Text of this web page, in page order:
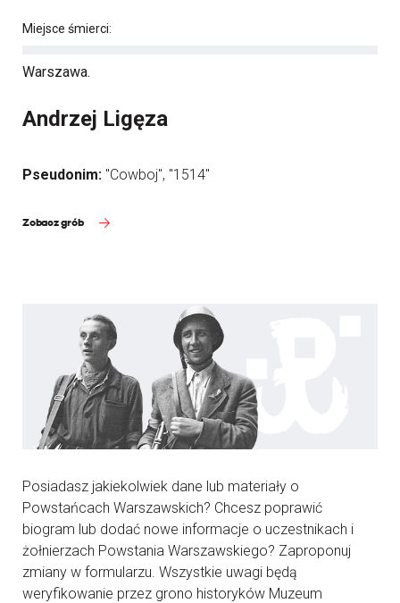
Miejsce śmierci:
Warszawa.
Andrzej Ligęza
Pseudonim: "Cowboj", "1514"
Zobacz grób
Posiadasz jakiekolwiek dane lub materiały o
Powstańcach Warszawskich? Chcesz poprawić
biogram lub dodać nowe informacje o uczestnikach i
żołnierzach Powstania Warszawskiego? Zaproponuj
zmiany w formularzu. Wszystkie uwagi będą
weryfikowanie przez grono historyków Muzeum